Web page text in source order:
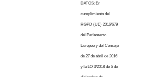
DATOS: En
cumplimiento del
RGPD (UE) 2016/679
del Parlamento
Europeo y del Consejo
de 27 de abril de 2016
y la LO 3/2018 de 5 de